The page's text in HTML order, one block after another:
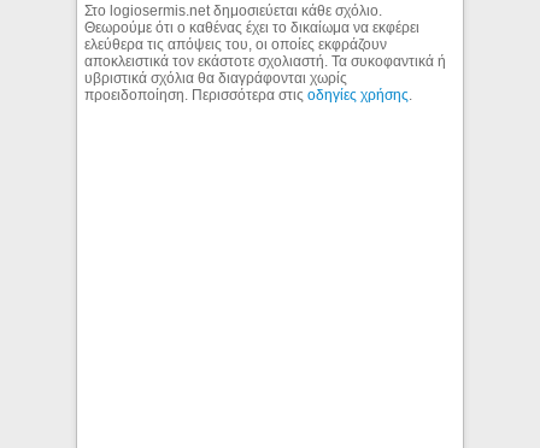
Στο logiosermis.net δημοσιεύεται κάθε σχόλιο.
Θεωρούμε ότι ο καθένας έχει το δικαίωμα να εκφέρει
ελεύθερα τις απόψεις του, οι οποίες εκφράζουν
αποκλειστικά τον εκάστοτε σχολιαστή. Τα συκοφαντικά ή
υβριστικά σχόλια θα διαγράφονται χωρίς
προειδοποίηση. Περισσότερα στιςοδηγίες χρήσης.